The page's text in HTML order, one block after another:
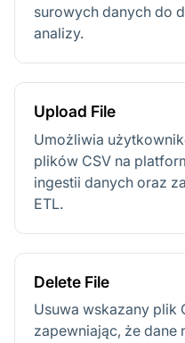
surowych danych do
analizy.
Upload File
Umożliwia
plików CSV na
ingestii danych oraz
ETL.
Delete File
Usuwa wskazany plik
zapewniając, że dane